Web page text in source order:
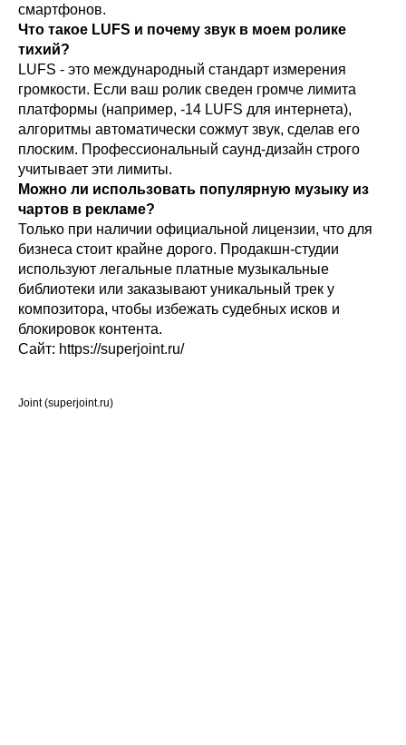
смартфонов.
Что такое LUFS и почему звук в моем ролике
тихий?
LUFS - это международный стандарт измерения
громкости. Если ваш ролик сведен громче лимита
платформы (например, -14 LUFS для интернета),
алгоритмы автоматически сожмут звук, сделав его
плоским. Профессиональный саунд-дизайн строго
учитывает эти лимиты.
Можно ли использовать популярную музыку из
чартов в рекламе?
Только при наличии официальной лицензии, что для
бизнеса стоит крайне дорого. Продакшн-студии
используют легальные платные музыкальные
библиотеки или заказывают уникальный трек у
композитора, чтобы избежать судебных исков и
блокировок контента.
Сайт: https://superjoint.ru/
Joint (superjoint.ru)